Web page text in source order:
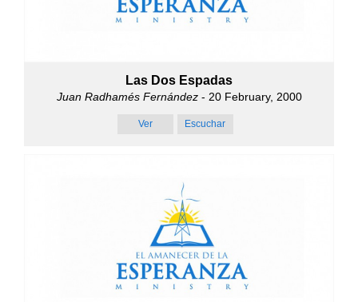
Las Dos Espadas
Juan Radhamés Fernández- 20 February, 2000
Ver Escuchar